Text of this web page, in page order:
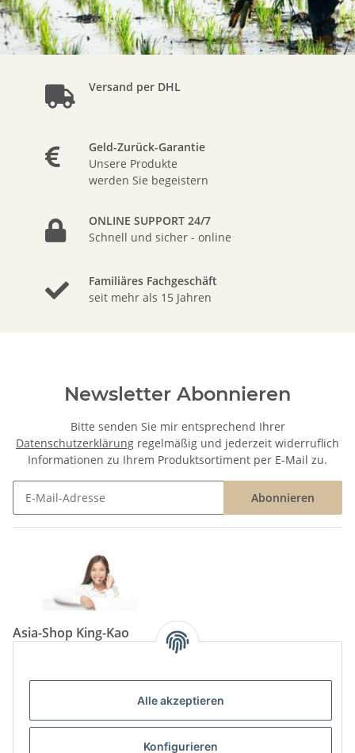
Alle akzeptieren
Konfigurieren
Versand per DHL
Geld-Zurück-Garantie
Unsere Produkte
werden Sie begeistern
ONLINE SUPPORT 24/7
Schnell und sicher - online
Familiäres Fachgeschäft
seit mehr als 15 Jahren
Newsletter Abonnieren
Bitte senden Sie mir entsprechend Ihrer
Datenschutzerklärung regelmäßig und jederzeit widerruflich
Informationen zu Ihrem Produktsortiment per E-Mail zu.
Abonnieren
Asia-Shop King-Kao
Tel: (06825) 499-104
info@king-kao.de
Öffnungszeiten (Mo-Sa.) 9:00 - 19:00
Gesetzliche Informationen